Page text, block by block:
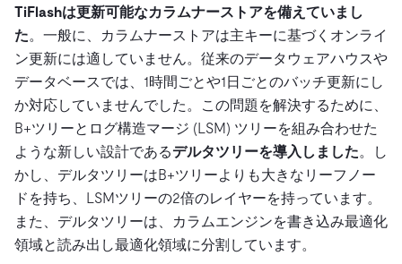
TiFlashは更新可能なカラムナーストアを備えていまし
た。一般に、カラムナーストアは主キーに基づくオンライ
ン更新には適していません。従来のデータウェアハウスや
データベースでは、1時間ごとや1日ごとのバッチ更新にし
か対応していませんでした。この問題を解決するために、
B+ツリーとログ構造マージ (LSM) ツリーを組み合わせた
ような新しい設計であるデルタツリーを導入しました。し
かし、デルタツリーはB+ツリーよりも大きなリーフノー
ドを持ち、LSMツリーの2倍のレイヤーを持っています。
また、デルタツリーは、カラムエンジンを書き込み最適化
領域と読み出し最適化領域に分割しています。